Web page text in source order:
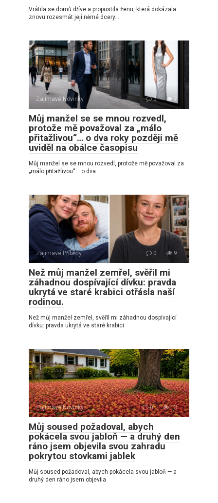
Vrátila se domů dříve a propustila ženu, která dokázala
znovu rozesmát její němé dcery…
Zajímavé Novinky 0 7
Můj manžel se se mnou rozvedl,
protože mě považoval za „málo
přitažlivou“… o dva roky později mě
uviděl na obálce časopisu
Můj manžel se se mnou rozvedl, protože mě považoval za
„málo přitažlivou“… o dva
Zajímavé Příběhy 0 9
Než můj manžel zemřel, svěřil mi
záhadnou dospívající dívku: pravda
ukrytá ve staré krabici otřásla naší
rodinou.
Než můj manžel zemřel, svěřil mi záhadnou dospívající
dívku: pravda ukrytá ve staré krabici
Zajímavé Novinky 0 13
Můj soused požadoval, abych
pokácela svou jabloň — a druhý den
ráno jsem objevila svou zahradu
pokrytou stovkami jablek
Můj soused požadoval, abych pokácela svou jabloň — a
druhý den ráno jsem objevila